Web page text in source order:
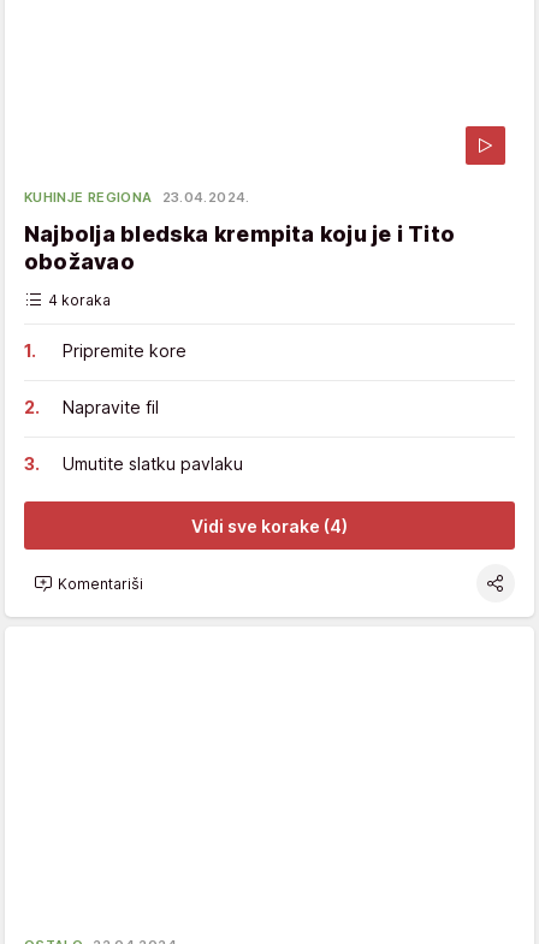
KUHINJE REGIONA 23.04.2024.
Najbolja bledska krempita koju je i Tito
obožavao
4 koraka
Pripremite kore
Napravite fil
Umutite slatku pavlaku
Vidi sve korake (4)
Komentariši